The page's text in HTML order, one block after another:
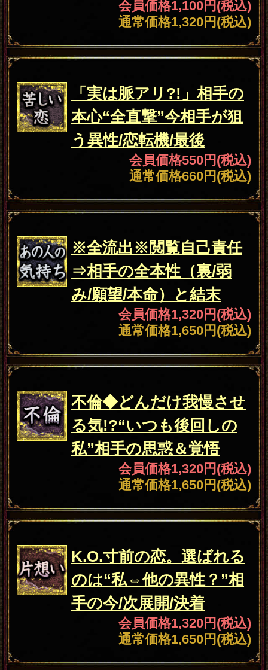
人生
樹立】あなたの全人生
SP（愛/職/財）今⇒晩年
会員価格2,200円(税込)
通常価格2,750円(税込)
“官僚/検事/医者”一流階級
が運命託す【仕事出世
人生
※見逃し厳禁※次あなた
に訪れる絶対転機（X月X
日）×人生変化×未来
会員価格550円(税込)
通常価格660円(税込)
注意事項
ご利用料金について
「熱狂信者6万人/縁談成立4桁超
【業界TOP君臨】西の結婚女王◆万
野愛果」は有料コンテンツです。占
いをご購入の都度、表示料金のお支
払いが必要となります。同じ占いメ
ニューを同じ内容で占う場合でも、
その都度料金が発生しますのでご注
占い結果について
最初に購入された日を含め10日間閲
覧が可能です。ご購入した際に送信
されます注文受付自動配信メールを
ご確認いただき、そちらに記載され
ておりますURLより閲覧することが
可能です。ご購入した占い結果をデ
ータとして保存しておくことはでき
ませんので、10日間を超えて保存さ
れたい場合は別途プリントアウト等